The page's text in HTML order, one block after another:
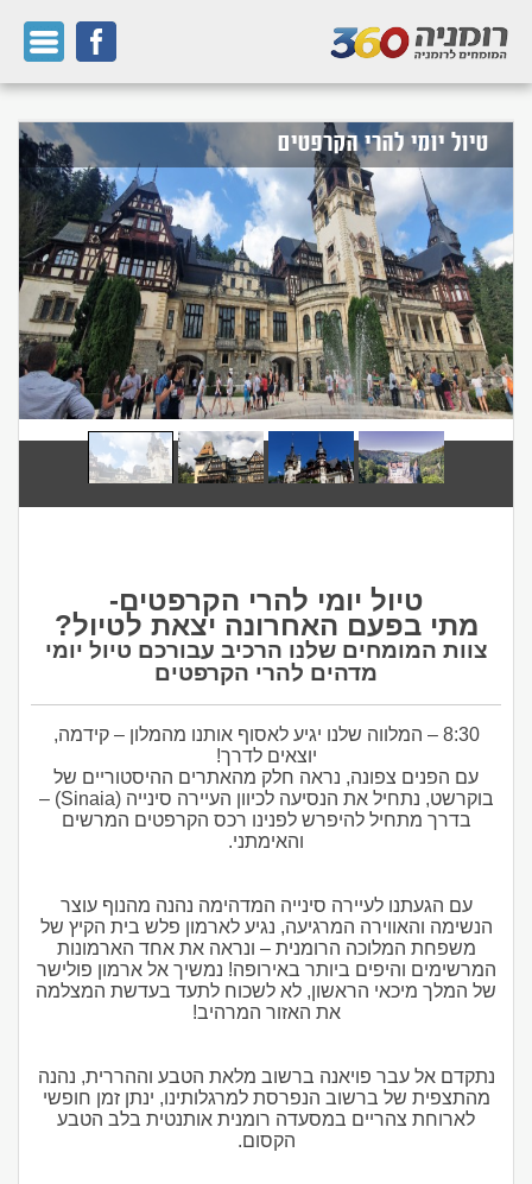
טיול יומי להרי הקרפטים
החבילה
הרכב:
2
מבוגרים
צרו קשר
טיול יומי להרי הקרפטים-
מתי בפעם האחרונה יצאת לטיול?
צוות המומחים שלנו הרכיב עבורכם טיול יומי
מדהים להרי הקרפטים
8:30 – המלווה שלנו יגיע לאסוף אותנו מהמלון – קידמה,
יוצאים לדרך!
עם הפנים צפונה, נראה חלק מהאתרים ההיסטוריים של
בוקרשט, נתחיל את הנסיעה לכיוון העיירה סינייה (Sinaia) –
בדרך מתחיל להיפרש לפנינו רכס הקרפטים המרשים
והאימתני.
עם הגעתנו לעיירה סינייה המדהימה נהנה מהנוף עוצר
הנשימה והאווירה המרגיעה, נגיע לארמון פלש בית הקיץ של
משפחת המלוכה הרומנית – ונראה את אחד הארמונות
המרשימים והיפים ביותר באירופה! נמשיך אל ארמון פולישר
של המלך מיכאי הראשון, לא לשכוח לתעד בעדשת המצלמה
את האזור המרהיב!
נתקדם אל עבר פויאנה ברשוב מלאת הטבע וההררית, נהנה
מהתצפית של ברשוב הנפרסת למרגלותינו, ינתן זמן חופשי
לארוחת צהריים במסעדה רומנית אותנטית בלב הטבע
הקסום.